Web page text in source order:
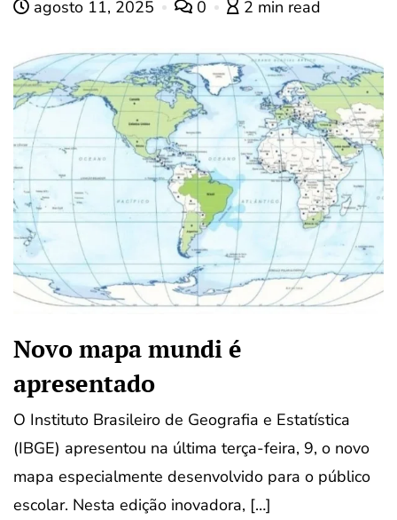
agosto 11, 2025 0 2 min read
Novo mapa mundi é
apresentado
O Instituto Brasileiro de Geografia e Estatística
(IBGE) apresentou na última terça-feira, 9, o novo
mapa especialmente desenvolvido para o público
escolar. Nesta edição inovadora, […]